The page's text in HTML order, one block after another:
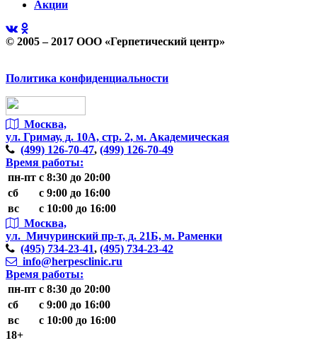
Акции
© 2005 – 2017 ООО «Герпетический центр»
Политика конфиденциальности
Москва,
ул. Гримау, д. 10А, стр. 2, м. Академическая
(499) 126-70-47, (499) 126-70-49
Время работы:
пн-пт с 8:30 до 20:00
сб
с 9:00 до 16:00
вс
с 10:00 до 16:00
Москва,
ул. Мичуринский пр-т, д. 21Б, м. Раменки
(495) 734-23-41, (495) 734-23-42
info@herpesclinic.ru
Время работы:
пн-пт с 8:30 до 20:00
сб
с 9:00 до 16:00
вс
с 10:00 до 16:00
18+